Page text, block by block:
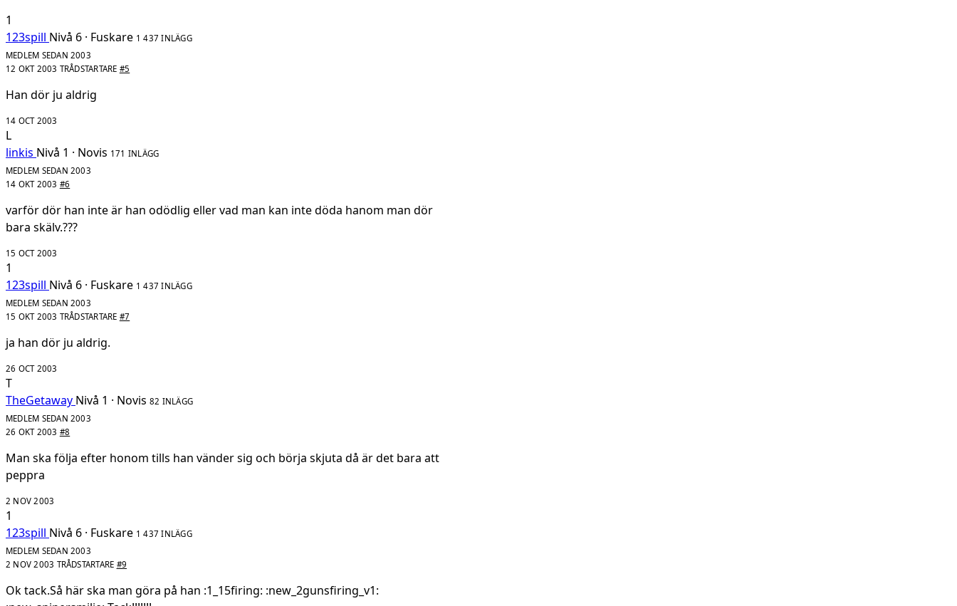
1
123spill Nivå 6 · Fuskare 1 437 INLÄGG
MEDLEM SEDAN 2003
12 OKT 2003 TRÅDSTARTARE #5
Han dör ju aldrig
14 OCT 2003
L
linkis Nivå 1 · Novis 171 INLÄGG
MEDLEM SEDAN 2003
14 OKT 2003 #6
varför dör han inte är han odödlig eller vad man kan inte döda hanom man dör
bara skälv.???
15 OCT 2003
1
123spill Nivå 6 · Fuskare 1 437 INLÄGG
MEDLEM SEDAN 2003
15 OKT 2003 TRÅDSTARTARE #7
ja han dör ju aldrig.
26 OCT 2003
T
TheGetaway Nivå 1 · Novis 82 INLÄGG
MEDLEM SEDAN 2003
26 OKT 2003 #8
Man ska följa efter honom tills han vänder sig och börja skjuta då är det bara att
peppra
2 NOV 2003
1
123spill Nivå 6 · Fuskare 1 437 INLÄGG
MEDLEM SEDAN 2003
2 NOV 2003 TRÅDSTARTARE #9
Ok tack.Så här ska man göra på han :1_15firing: :new_2gunsfiring_v1: